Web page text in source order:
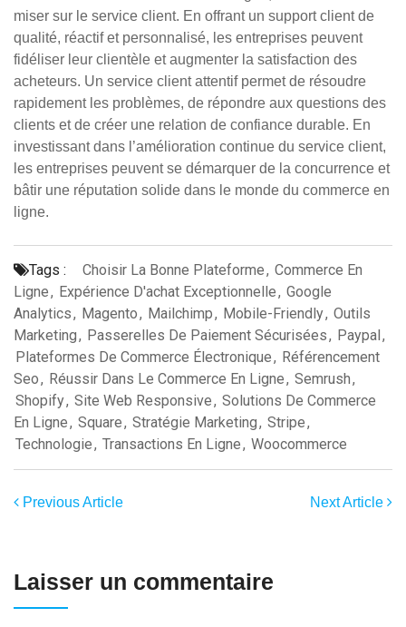
miser sur le service client. En offrant un support client de
qualité, réactif et personnalisé, les entreprises peuvent
fidéliser leur clientèle et augmenter la satisfaction des
acheteurs. Un service client attentif permet de résoudre
rapidement les problèmes, de répondre aux questions des
clients et de créer une relation de confiance durable. En
investissant dans l’amélioration continue du service client,
les entreprises peuvent se démarquer de la concurrence et
bâtir une réputation solide dans le monde du commerce en
ligne.
Tags : Choisir La Bonne Plateforme, Commerce En
Ligne, Expérience D'achat Exceptionnelle, Google
Analytics, Magento, Mailchimp, Mobile-Friendly, Outils
Marketing, Passerelles De Paiement Sécurisées, Paypal,
Plateformes De Commerce Électronique, Référencement
Seo, Réussir Dans Le Commerce En Ligne, Semrush,
Shopify, Site Web Responsive, Solutions De Commerce
En Ligne, Square, Stratégie Marketing, Stripe,
Technologie, Transactions En Ligne, Woocommerce
Previous Article Next Article
Laisser un commentaire